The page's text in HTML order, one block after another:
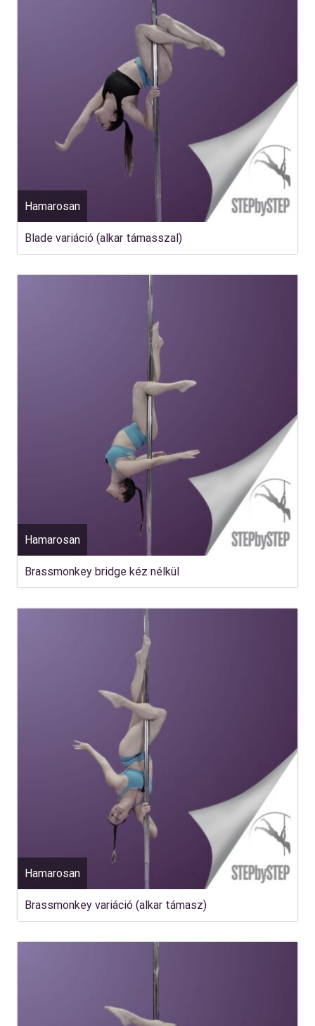
Hamarosan
Blade variáció (alkar támasszal)
Hamarosan
Brassmonkey bridge kéz nélkül
Hamarosan
Brassmonkey variáció (alkar támasz)